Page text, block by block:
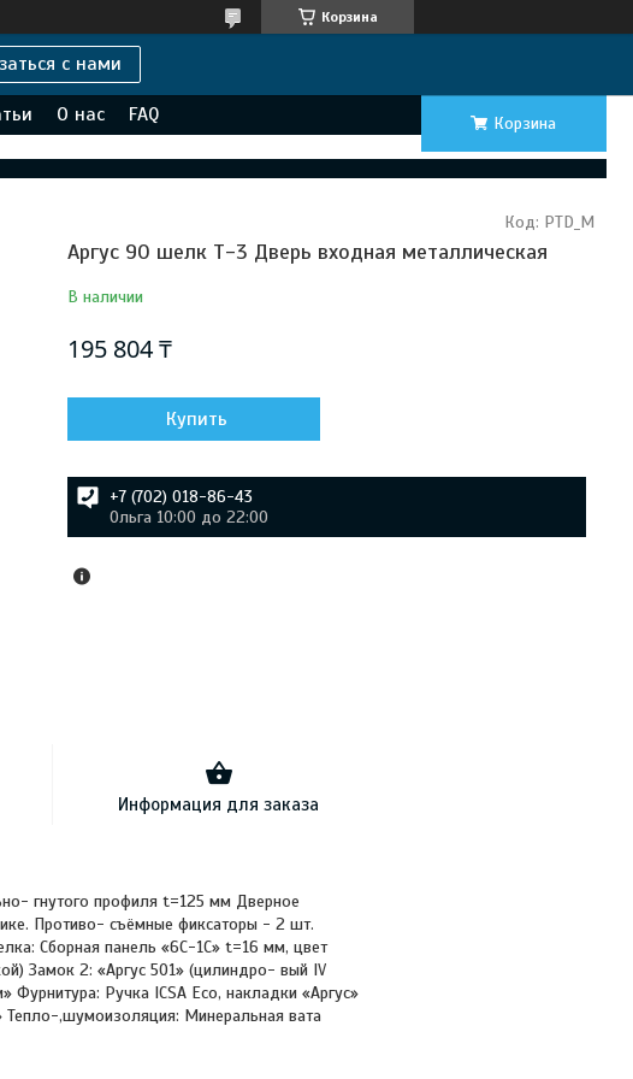
Корзина
с нами
О нас FAQ Корзина
Аргус 90 шелк Т-3 Дверь входная металлическая
В наличии
Код: PTD_M
195 804 ₸
Купить
+7 (702) 018-86-43
Ольга 10:00 до 22:00
Информация для заказа
гнутого профиля t=125 мм Дверное
Противо- съёмные фиксаторы - 2 шт.
Сборная панель «6С-1С» t=16 мм, цвет
Замок 2: «Аргус 501» (цилиндро- вый IV
Ручка ICSA Eco, накладки «Аргус»
,шумоизоляция: Минеральная вата